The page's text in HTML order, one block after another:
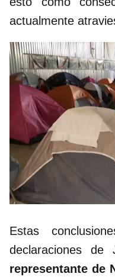
actualmente
Estas
declaraciones de
representante de